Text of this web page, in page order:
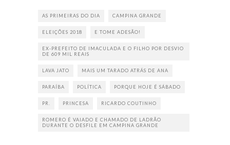
AS PRIMEIRAS DO DIA CAMPINA GRANDE
ELEIÇÕES 2018 E TOME ADESÃO!
EX-PREFEITO DE IMACULADA E O FILHO POR DESVIO
DE 609 MIL REAIS
LAVA JATO MAIS UM TARADO ATRÁS DE ANA
PARAÍBA POLÍTICA PORQUE HOJE É SÁBADO
PR. PRINCESA RICARDO COUTINHO
ROMERO É VAIADO E CHAMADO DE LADRÃO
DURANTE O DESFILE EM CAMPINA GRANDE